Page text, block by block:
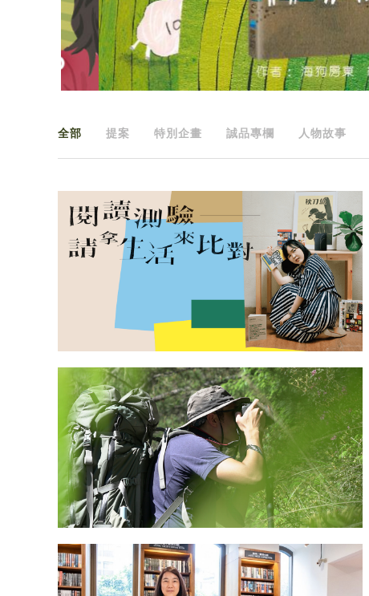
全部 提案 特別企畫 誠品專欄 人物故事